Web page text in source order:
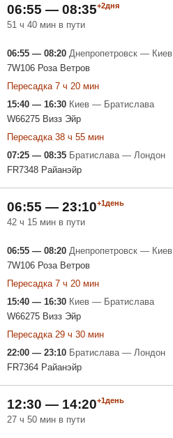
06:55 — 08:35+2дня
51 ч 40 мин в пути
06:55 — 08:20 Днепропетровск — Киев
7W106 Роза Ветров
Пересадка 7 ч 20 мин
15:40 — 16:30 Киев — Братислава
W66275 Визз Эйр
Пересадка 38 ч 55 мин
07:25 — 08:35 Братислава — Лондон
FR7348 Райанэйр
06:55 — 23:10+1день
42 ч 15 мин в пути
06:55 — 08:20 Днепропетровск — Киев
7W106 Роза Ветров
Пересадка 7 ч 20 мин
15:40 — 16:30 Киев — Братислава
W66275 Визз Эйр
Пересадка 29 ч 30 мин
22:00 — 23:10 Братислава — Лондон
FR7364 Райанэйр
12:30 — 14:20+1день
27 ч 50 мин в пути